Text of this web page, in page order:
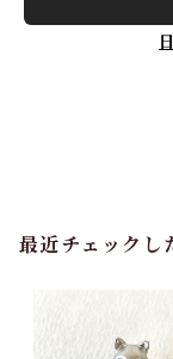
最近チェックし